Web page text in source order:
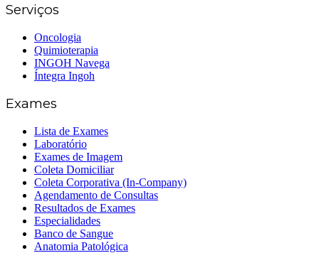
Serviços
Oncologia
Quimioterapia
INGOH Navega
Íntegra Ingoh
Exames
Lista de Exames
Laboratório
Exames de Imagem
Coleta Domiciliar
Coleta Corporativa (In-Company)
Agendamento de Consultas
Resultados de Exames
Especialidades
Banco de Sangue
Anatomia Patológica